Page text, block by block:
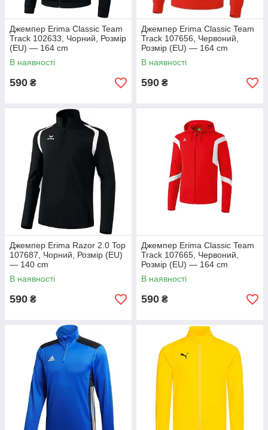
Джемпер Erima Classic Team
Track 102633, Чорний, Розмір
(EU) — 164 cm
В наявності
590 ₴
Джемпер Erima Classic Team
Track 107656, Червоний,
Розмір (EU) — 164 cm
В наявності
590 ₴
Джемпер Erima Razor 2.0 Top
107687, Чорний, Розмір (EU)
— 140 cm
В наявності
590 ₴
Джемпер Erima Classic Team
Track 107665, Червоний,
Розмір (EU) — 164 cm
В наявності
590 ₴